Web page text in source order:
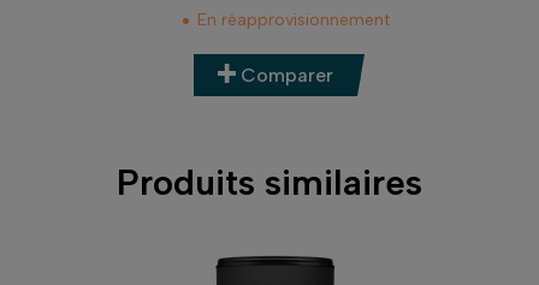
En réapprovisionnement
Comparer
Produits similaires